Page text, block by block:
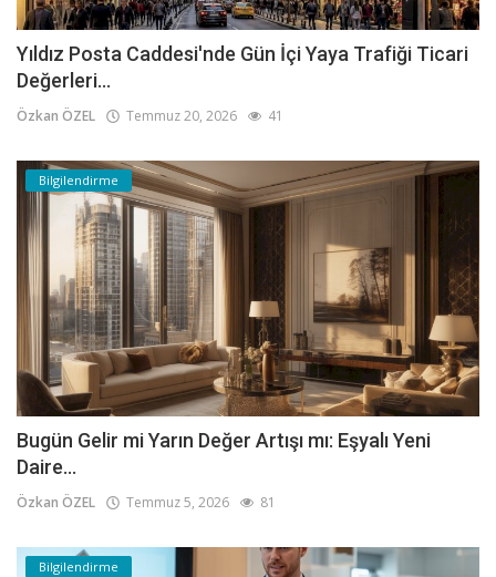
Yıldız Posta Caddesi'nde Gün İçi Yaya Trafiği Ticari
Değerleri...
Özkan ÖZEL Temmuz 20, 2026 41
Bilgilendirme
Bugün Gelir mi Yarın Değer Artışı mı: Eşyalı Yeni
Daire...
Özkan ÖZEL Temmuz 5, 2026 81
Bilgilendirme